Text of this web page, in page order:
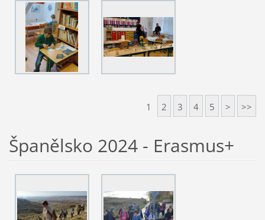
1 2 3 4 5 > >>
Španělsko 2024 - Erasmus+